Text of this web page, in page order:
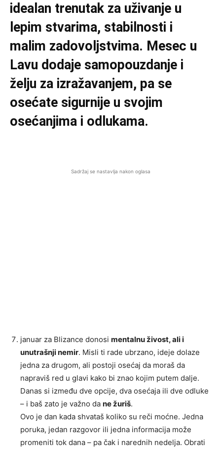
idealan trenutak za uživanje u
lepim stvarima, stabilnosti i
malim zadovoljstvima. Mesec u
Lavu dodaje samopouzdanje i
želju za izražavanjem, pa se
osećate sigurnije u svojim
osećanjima i odlukama.
Sadržaj se nastavlja nakon oglasa
januar za Blizance donosi mentalnu živost, ali i
unutrašnji nemir. Misli ti rade ubrzano, ideje dolaze
jedna za drugom, ali postoji osećaj da moraš da
napraviš red u glavi kako bi znao kojim putem dalje.
Danas si između dve opcije, dva osećaja ili dve odluke
– i baš zato je važno da ne žuriš.
Ovo je dan kada shvataš koliko su reči moćne. Jedna
poruka, jedan razgovor ili jedna informacija može
promeniti tok dana – pa čak i narednih nedelja. Obrati